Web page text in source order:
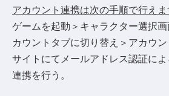
アカウント連携は次の手順で行えま
ゲームを起動＞キャラクター選択
カウントタブに切り替え＞アカウ
サイトにてメールアドレス認証に
連携を行う。